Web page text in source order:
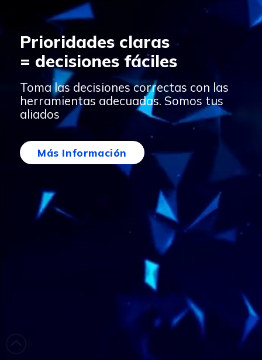
Prioridades claras
= decisiones fáciles
Toma las decisiones correctas con las
herramientas adecuadas. Somos tus
aliados
Más Información